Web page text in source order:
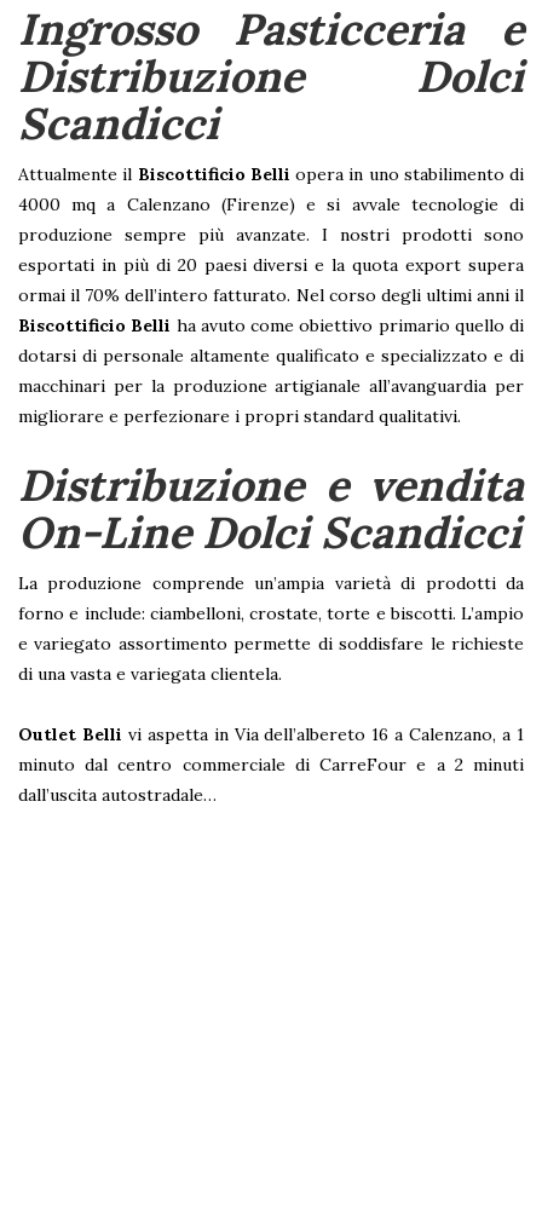
Ingrosso Pasticceria e
Distribuzione Dolci
Scandicci
Attualmente il Biscottificio Belli opera in uno stabilimento di
4000 mq a Calenzano (Firenze) e si avvale tecnologie di
produzione sempre più avanzate. I nostri prodotti sono
esportati in più di 20 paesi diversi e la quota export supera
ormai il 70% dell’intero fatturato. Nel corso degli ultimi anni il
Biscottificio Belli ha avuto come obiettivo primario quello di
dotarsi di personale altamente qualificato e specializzato e di
macchinari per la produzione artigianale all’avanguardia per
migliorare e perfezionare i propri standard qualitativi.
Distribuzione e vendita
On-Line Dolci Scandicci
La produzione comprende un’ampia varietà di prodotti da
forno e include: ciambelloni, crostate, torte e biscotti. L’ampio
e variegato assortimento permette di soddisfare le richieste
di una vasta e variegata clientela.
Outlet Belli vi aspetta in Via dell’albereto 16 a Calenzano, a 1
minuto dal centro commerciale di CarreFour e a 2 minuti
dall’uscita autostradale…